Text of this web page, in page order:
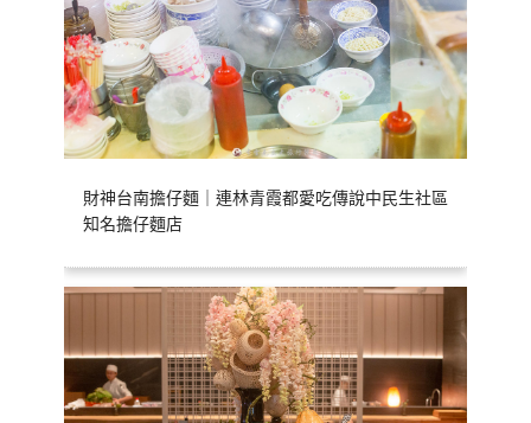
財神台南擔仔麵｜連林青霞都愛吃傳說中民生社區
知名擔仔麵店